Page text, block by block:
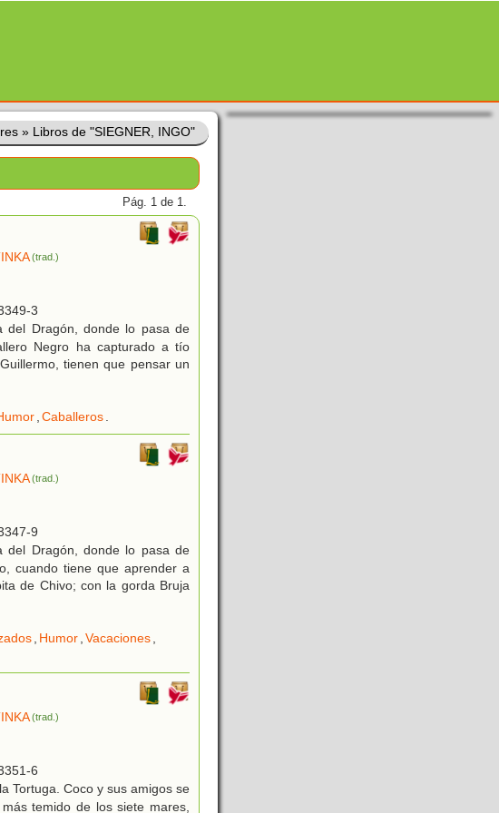
» Libros de "SIEGNER, INGO"
Pág. 1 de 1.
(trad.)
3
del Dragón, donde lo pasa de
Negro ha capturado a tío
tienen que pensar un
,Caballeros.
(trad.)
9
del Dragón, donde lo pasa de
cuando tiene que aprender a
de Chivo; con la gorda Bruja
, Humor,Vacaciones,
(trad.)
6
Tortuga. Coco y sus amigos se
temido de los siete mares,